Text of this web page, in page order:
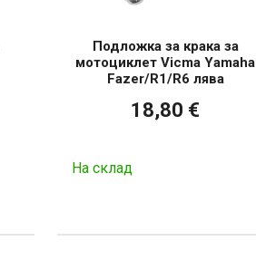
Подложка за крака за
мотоциклет Vicma Yamaha
Fazer/R1/R6 лява
18,80 €
На склад